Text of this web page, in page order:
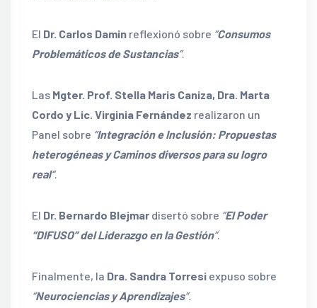
El Dr. Carlos Damin reflexionó sobre “Consumos
Problemáticos de Sustancias”.
Las Mgter. Prof. Stella Maris Caniza, Dra. Marta
Cordo y Lic. Virginia Fernández realizaron un
Panel sobre “Integración e Inclusión: Propuestas
heterogéneas y Caminos diversos para su logro
real“.
El Dr. Bernardo Blejmar disertó sobre “El Poder
“DIFUSO” del Liderazgo en la Gestión”.
Finalmente, la Dra. Sandra Torresi expuso sobre
“Neurociencias y Aprendizajes”.